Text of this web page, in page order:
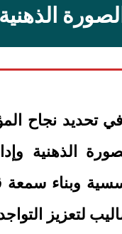
في تحديد نجاح
وبناء
لتعزيز